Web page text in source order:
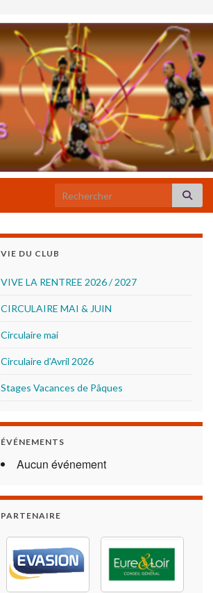
Search for:
VIE DU CLUB
VIVE LA RENTREE 2026 / 2027
CIRCULAIRE MAI & JUIN
Circulaire mai
Circulaire d’Avril 2026
Stages Vacances de Pâques
ÉVÉNEMENTS
Aucun événement
PARTENAIRE